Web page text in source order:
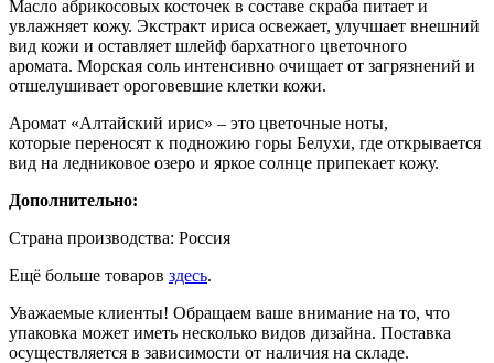
Масло абрикосовых косточек в составе скраба питает и
увлажняет кожу. Экстракт ириса освежает, улучшает внешний
вид кожи и оставляет шлейф бархатного цветочного
аромата. Морская соль интенсивно очищает от загрязнений и
отшелушивает ороговевшие клетки кожи.
Аромат «Алтайский ирис» – это цветочные ноты,
которые переносят к подножию горы Белухи, где открывается
вид на ледниковое озеро и яркое солнце припекает кожу.
Дополнительно:
Страна производства: Россия
Ещё больше товаров здесь.
Уважаемые клиенты! Обращаем ваше внимание на то, что
упаковка может иметь несколько видов дизайна. Поставка
осуществляется в зависимости от наличия на складе.